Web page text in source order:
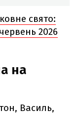
свято:
2026
на
Василь,